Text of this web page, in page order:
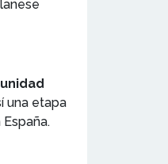
una etapa